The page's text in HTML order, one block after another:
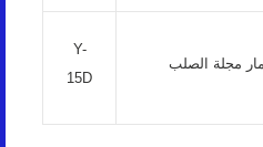
Y-
15D
مجلة الصلب